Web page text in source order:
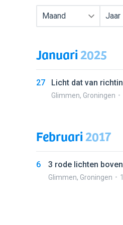
Maand Jaar
Januari2025
27 Licht dat van
Glimmen, Groningen
Februari2017
6 3 rode lichten
Glimmen, Groningen